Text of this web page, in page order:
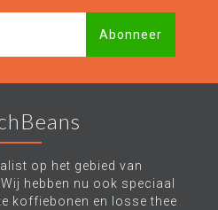
Abonneer
op het gebied van
hebben nu ook speciaal
koffiebonen en losse thee